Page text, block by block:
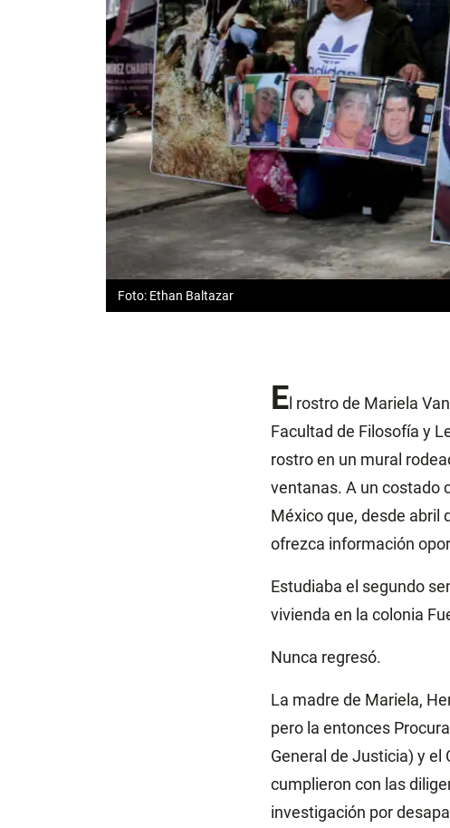
Foto: Ethan Baltazar
El rostro de Mariela
Facultad de Filosofía y
rostro en un mural
ventanas. A un costado
México que, desde abril
ofrezca información
Estudiaba el segundo
vivienda en la colonia
Nunca regresó.
La madre de Mariela,
pero la entonces
General de Justicia) y el
cumplieron con las
investigación por